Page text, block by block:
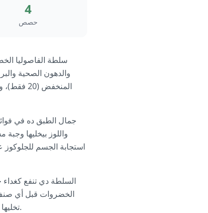
4
حصص
سلطة الفاصوليا
والدهون الصحية
جمال الطبق ده في
واللوز بيخليها
استجابة الجسم للجلوكوز
السلطة دي تنفع
تخليها خالية من الألبان لو شلت الفيتا، مع إن الجبنة بتضيف بروتين وكالسيوم مفيدين وبأقل تأثير على الكربوهيدرات.